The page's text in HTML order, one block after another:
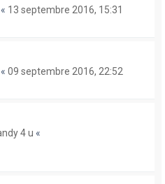
« 13 septembre 2016, 15:31
« 09 septembre 2016, 22:52
4 u «